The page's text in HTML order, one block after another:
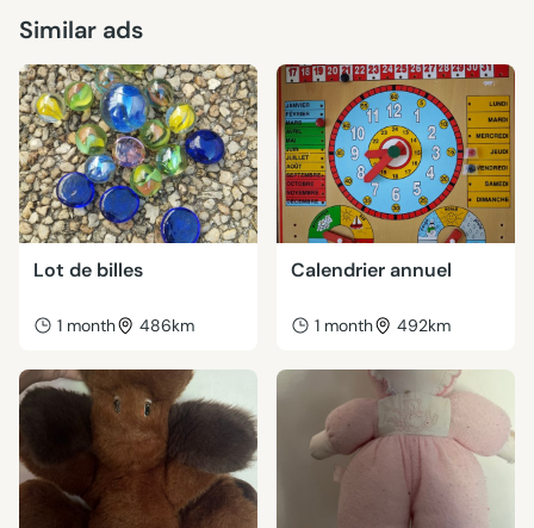
Similar ads
Lot de billes
1 month 486km
Calendrier annuel
1 month 492km